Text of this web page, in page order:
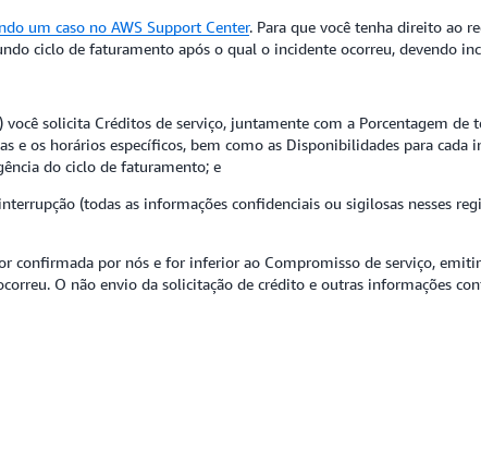
um caso no AWS Support Center. Para que você tenha direito ao
ciclo de faturamento após o qual o incidente ocorreu, devendo
solicita Créditos de serviço, juntamente com a Porcentagem de
e os horários específicos, bem como as Disponibilidades para
do ciclo de faturamento; e
(todas as informações confidenciais ou sigilosas nesses
confirmada por nós e for inferior ao Compromisso de serviço,
O não envio da solicitação de crédito e outras informações